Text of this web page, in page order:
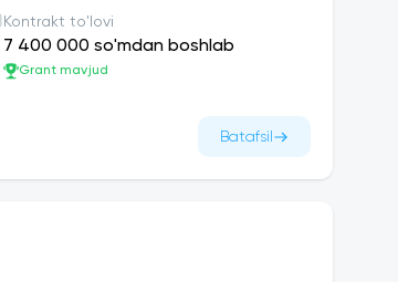
Kontrakt to'lovi
7 400 000 so'mdan boshlab
Grant mavjud
Batafsil